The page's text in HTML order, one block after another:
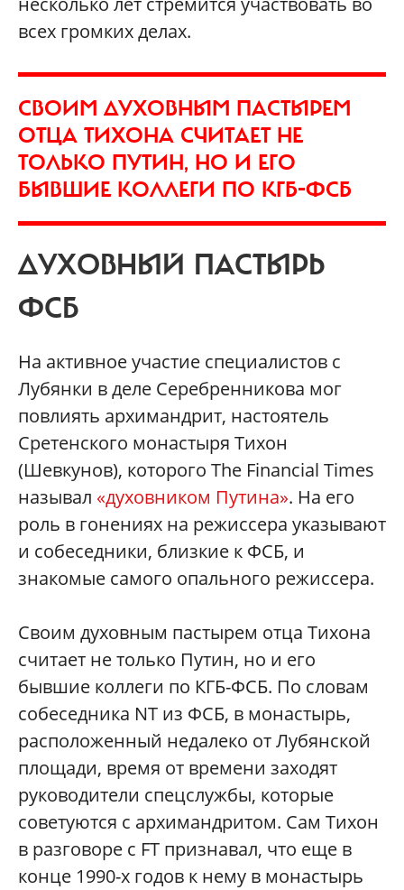
всех громких делах.
СВОИМ ДУХОВНЫМ ПАСТЫРЕМ
ОТЦА ТИХОНА СЧИТАЕТ НЕ
ТОЛЬКО ПУТИН, НО И ЕГО
БЫВШИЕ КОЛЛЕГИ ПО КГБ-ФСБ
ДУХОВНЫЙ ПАСТЫРЬ
ФСБ
На активное участие специалистов с
Лубянки в деле Серебренникова мог
повлиять архимандрит, настоятель
Сретенского монастыря Тихон
(Шевкунов), которого The Financial Times
называл «духовником Путина». На его
роль в гонениях на режиссера указывают
и собеседники, близкие к ФСБ, и
знакомые самого опального режиссера.
Своим духовным пастырем отца Тихона
считает не только Путин, но и его
бывшие коллеги по КГБ-ФСБ. По словам
собеседника NT из ФСБ, в монастырь,
расположенный недалеко от Лубянской
площади, время от времени заходят
руководители спецслужбы, которые
советуются с архимандритом. Сам Тихон
в разговоре с FT признавал, что еще в
конце 1990-х годов к нему в монастырь